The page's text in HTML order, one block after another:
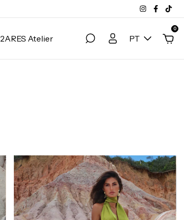
2ARES Atelier PT
0